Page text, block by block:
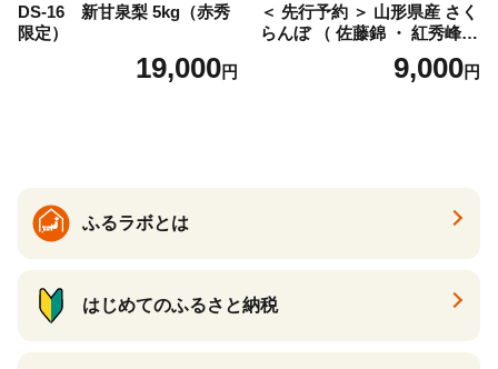
DS-16 新甘泉梨 5kg（赤秀
限定）
19,000円
＜ 先行予約 ＞ 山形県産 さく
らんぼ （ 佐藤錦 ・ 紅秀峰
） ご家庭用 M以上 700g 【20
26年6月下旬から7月上旬発
9,000円
ふるラボとは
はじめてのふるさと納税